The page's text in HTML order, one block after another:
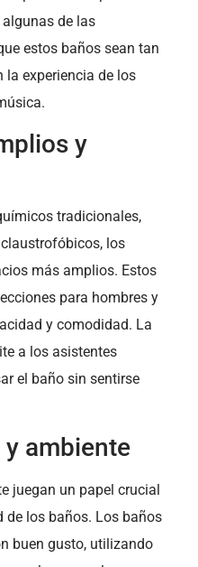
de las
estos baños sean tan
la experiencia de los
y
tradicionales,
los
más amplios. Estos
para hombres y
y comodidad. La
a los asistentes
el baño sin sentirse
ambiente
juegan un papel crucial
de los baños. Los baños
buen gusto, utilizando